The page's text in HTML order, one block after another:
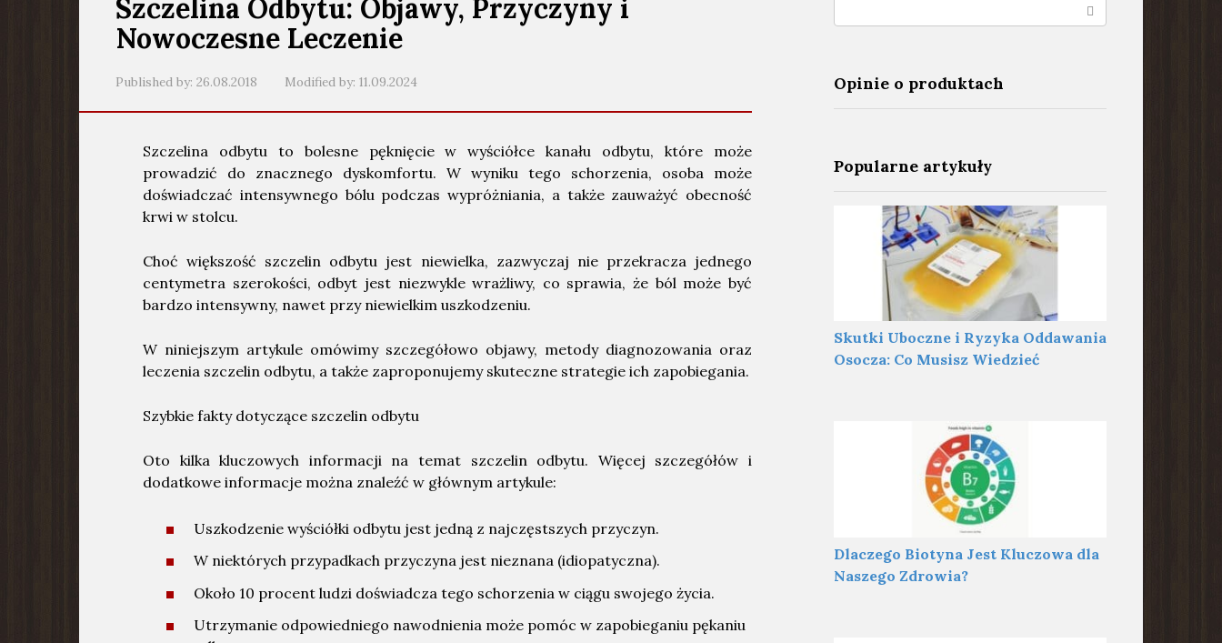
Szczelina Odbytu: Objawy, Przyczyny i
Nowoczesne Leczenie
Published by: 26.08.2018 Modified by: 11.09.2024
Szczelina odbytu to bolesne pęknięcie w wyściółce kanału odbytu, które może
prowadzić do znacznego dyskomfortu. W wyniku tego schorzenia, osoba może
doświadczać intensywnego bólu podczas wypróżniania, a także zauważyć obecność
krwi w stolcu.
Choć większość szczelin odbytu jest niewielka, zazwyczaj nie przekracza jednego
centymetra szerokości, odbyt jest niezwykle wrażliwy, co sprawia, że ból może być
bardzo intensywny, nawet przy niewielkim uszkodzeniu.
W niniejszym artykule omówimy szczegółowo objawy, metody diagnozowania oraz
leczenia szczelin odbytu, a także zaproponujemy skuteczne strategie ich zapobiegania.
Szybkie fakty dotyczące szczelin odbytu
Oto kilka kluczowych informacji na temat szczelin odbytu. Więcej szczegółów i
dodatkowe informacje można znaleźć w głównym artykule:
Uszkodzenie wyściółki odbytu jest jedną z najczęstszych przyczyn.
W niektórych przypadkach przyczyna jest nieznana (idiopatyczna).
Około 10 procent ludzi doświadcza tego schorzenia w ciągu swojego życia.
Utrzymanie odpowiedniego nawodnienia może pomóc w zapobieganiu pękaniu
Opinie o produktach
Popularne artykuły
Skutki Uboczne i Ryzyka Oddawania
Osocza: Co Musisz Wiedzieć
Dlaczego Biotyna Jest Kluczowa dla
Naszego Zdrowia?